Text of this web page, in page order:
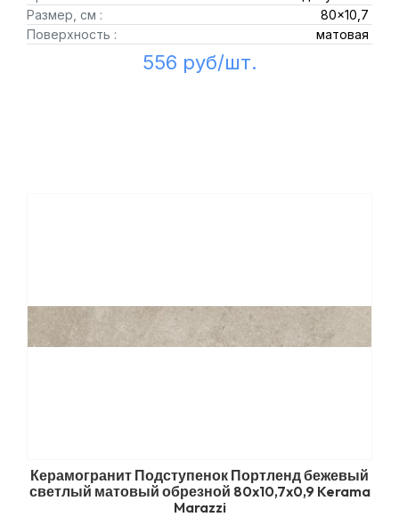
Размер, см :
80x10,7
Поверхность :
матовая
556 руб/шт.
Керамогранит Подступенок Портленд бежевый
светлый матовый обрезной 80x10,7x0,9 Kerama
Marazzi